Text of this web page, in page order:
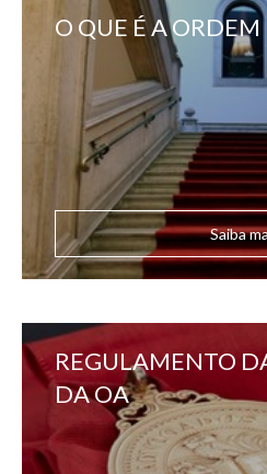
O QUE É A ORDEM
Saiba
REGULAMENTO
DA OA